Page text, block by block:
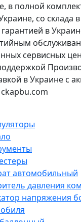
в полной
со склада в
в
сервисных
в Украине с
автомобильный
давления
напряжения